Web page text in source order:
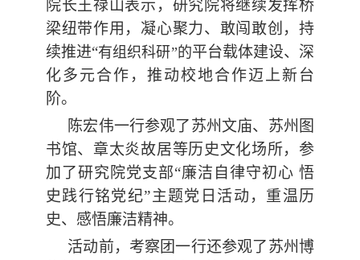
院长王禄山表示，研究院将继续发挥桥
梁纽带作用，凝心聚力、敢闯敢创，持
续推进“有组织科研”的平台载体建设、深
化多元合作，推动校地合作迈上新台
阶。
陈宏伟一行参观了苏州文庙、苏州图
书馆、章太炎故居等历史文化场所，参
加了研究院党支部“廉洁自律守初心 悟
史践行铭党纪”主题党日活动，重温历
史、感悟廉洁精神。
活动前，考察团一行还参观了苏州博